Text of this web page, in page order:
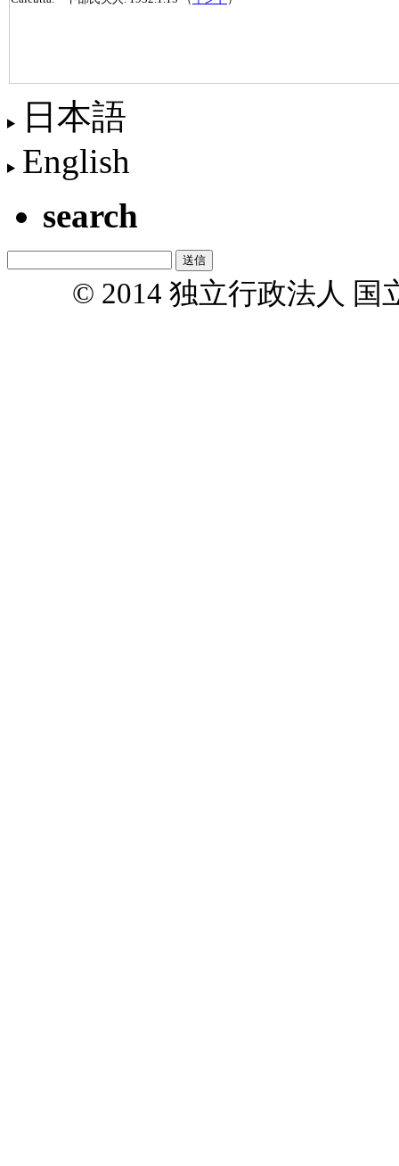
日本語
English
search
© 2014 独立行政法人 国